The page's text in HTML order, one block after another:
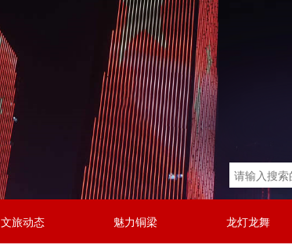
文旅动态 魅力铜梁 龙灯龙舞